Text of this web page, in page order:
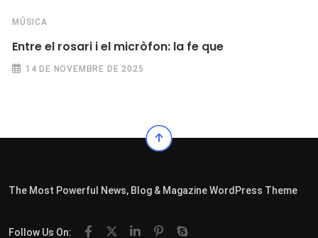
MÚSICA
Entre el rosari i el micròfon: la fe que
14 DE NOVEMBRE DE 2025
The Most Powerful News, Blog & Magazine WordPress Theme
Follow Us On: